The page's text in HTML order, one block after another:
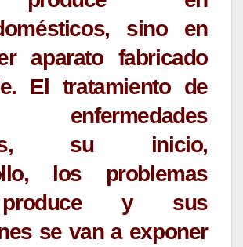
sino en
aparato fabricado
El tratamiento de
enfermedades
su inicio,
los problemas
y sus
se van a exponer